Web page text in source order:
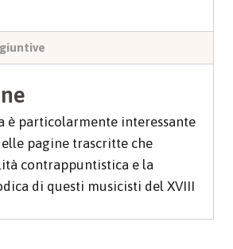
è particolarmente interessante
pagine trascritte che
contrappuntistica e la
di questi musicisti del XVIII